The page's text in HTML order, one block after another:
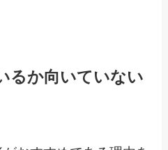
るか向いていない